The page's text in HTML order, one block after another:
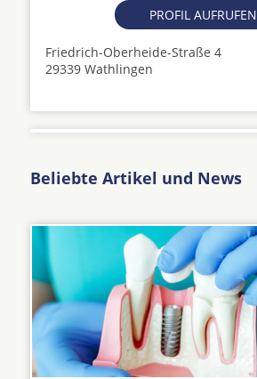
PROFIL AUFRUFEN
Friedrich-Oberheide-Straße 4
29339 Wathlingen
Beliebte Artikel und News